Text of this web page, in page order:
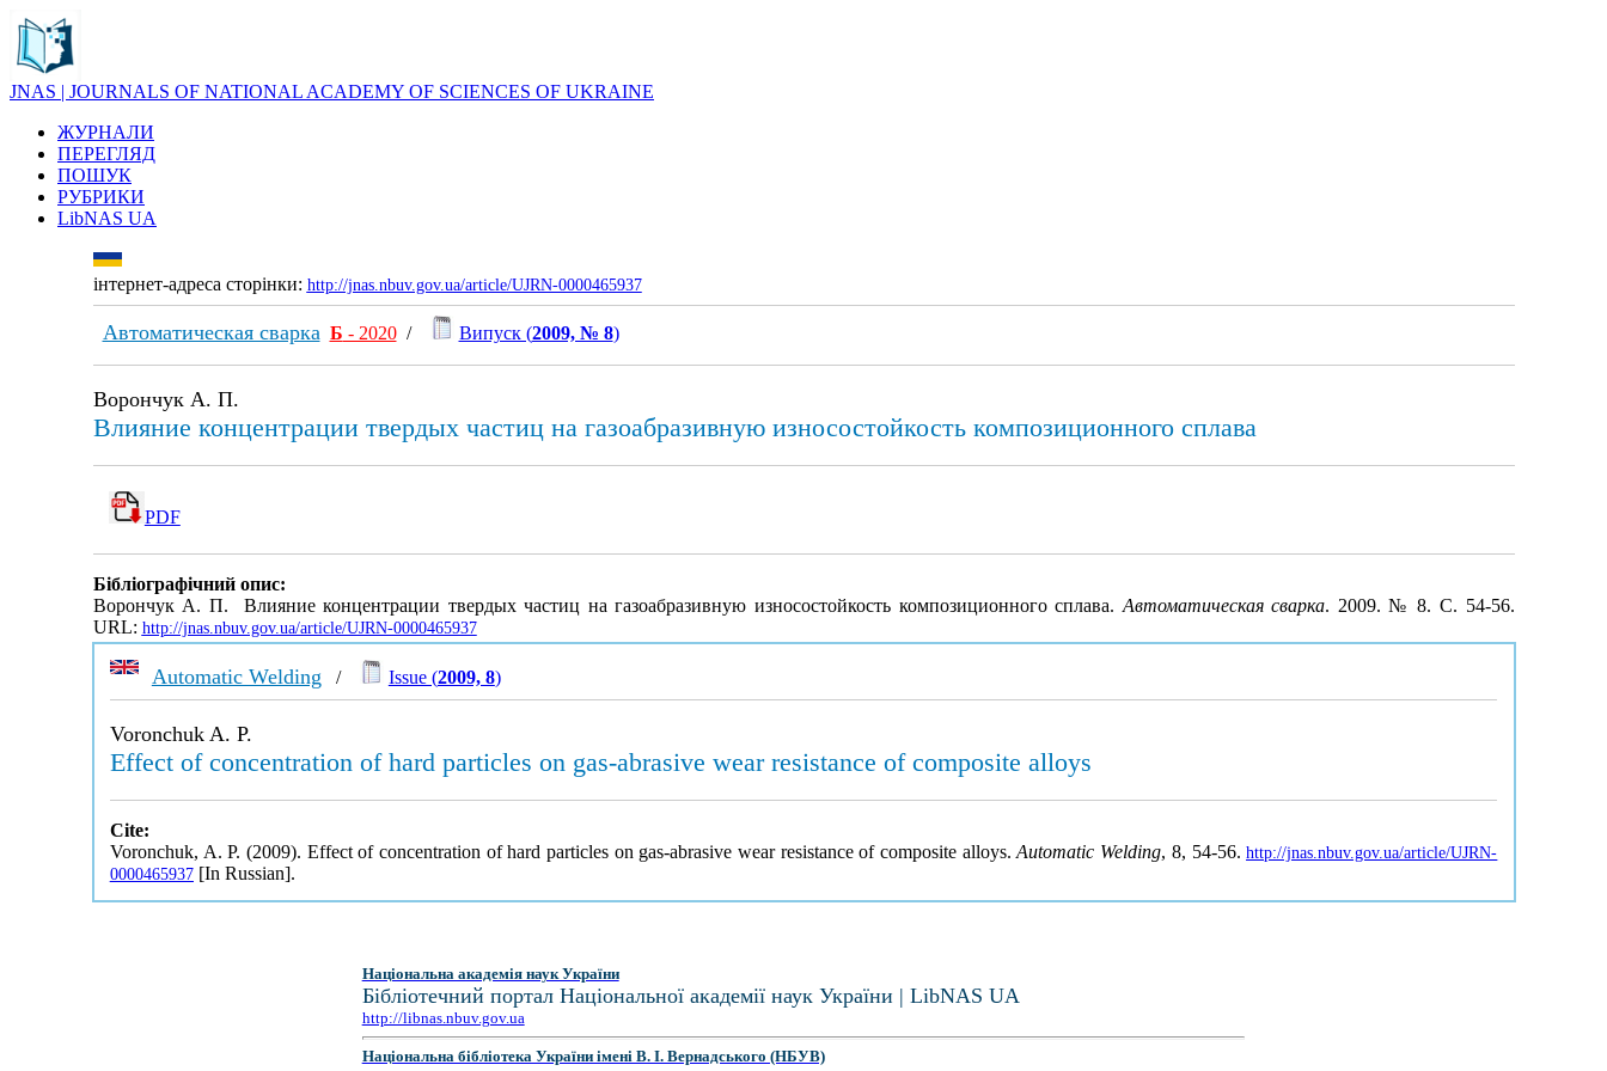
JNAS | JOURNALS OF NATIONAL ACADEMY OF SCIENCES OF UKRAINE
ЖУРНАЛИ
ПЕРЕГЛЯД
ПОШУК
РУБРИКИ
LibNAS UA
інтернет-адреса сторінки: http://jnas.nbuv.gov.ua/article/UJRN-0000465937
Автоматическая сварка Б - 2020/ Випуск (2009, № 8)
Ворончук А. П.
Влияние концентрации твердых частиц на газоабразивную износостойкость композиционного сплава
PDF
Бібліографічний опис:
Ворончук А. П. Влияние концентрации твердых частиц на газоабразивную износостойкость композиционного сплава.Автоматическая сварка. 2009. № 8. С. 54-56.
URL: http://jnas.nbuv.gov.ua/article/UJRN-0000465937
Automatic Welding / Issue (2009, 8)
Voronchuk A. P.
Effect of concentration of hard particles on gas-abrasive wear resistance of composite alloys
Cite:
Voronchuk, A. P. (2009). Effect of concentration of hard particles on gas-abrasive wear resistance of composite alloys.Automatic Welding, 8, 54-56.http://jnas.nbuv.gov.ua/article/UJRN-
0000465937[In Russian].
Національна академія наук України
Бібліотечний портал Національної академії наук України | LibNAS UA
http://libnas.nbuv.gov.ua
Національна бібліотека України імені В. І. Вернадського (НБУВ)